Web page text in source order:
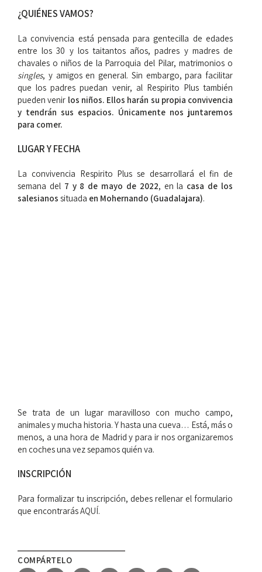
¿QUIÉNES VAMOS?
La convivencia está pensada para gentecilla de edades
entre los 30 y los taitantos años, padres y madres de
chavales o niños de la Parroquia del Pilar, matrimonios o
singles, y amigos en general. Sin embargo, para facilitar
que los padres puedan venir, al Respirito Plus también
pueden venir los niños. Ellos harán su propia convivencia
y tendrán sus espacios. Únicamente nos juntaremos
para comer.
LUGAR Y FECHA
La convivencia Respirito Plus se desarrollará el fin de
semana del 7 y 8 de mayo de 2022, en la casa de los
salesianos situada en Mohernando (Guadalajara).
Se trata de un lugar maravilloso con mucho campo,
animales y mucha historia. Y hasta una cueva… Está, más o
menos, a una hora de Madrid y para ir nos organizaremos
en coches una vez sepamos quién va.
INSCRIPCIÓN
Para formalizar tu inscripción, debes rellenar el formulario
que encontrarásAQUÍ.
COMPÁRTELO